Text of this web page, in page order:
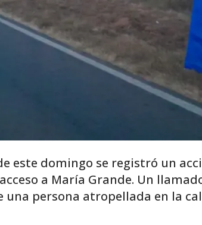
este domingo se registró un
a María Grande. Un
persona atropellada en la